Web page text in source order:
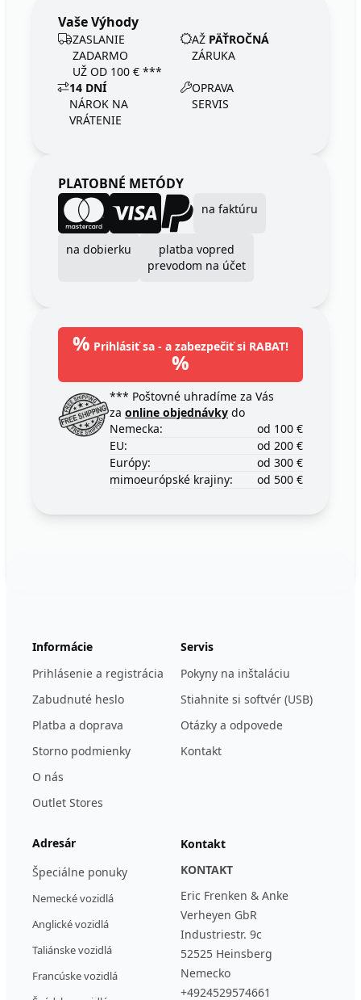
Vaše Výhody
ZASLANIE
ZADARMO
UŽ OD 100 € ***
AŽ PÄŤROČNÁ
ZÁRUKA
14 DNÍ
NÁROK NA
VRÁTENIE
OPRAVA
SERVIS
PLATOBNÉ METÓDY
na faktúru
na dobierku
platba vopred
prevodom na účet
% Prihlásiť sa - a zabezpečiť si RABAT!
%
*** Poštovné uhradíme za Vás
za online objednávky do
Nemecka:
od 100 €
EU:
od 200 €
Európy:
od 300 €
mimoeurópské krajiny:
od 500 €
Informácie
Prihlásenie a registrácia
Zabudnuté heslo
Platba a doprava
Storno podmienky
O nás
Outlet Stores
Servis
Pokyny na inštaláciu
Stiahnite si softvér (USB)
Otázky a odpovede
Kontakt
Adresár
Špeciálne ponuky
Nemecké vozidlá
Anglické vozidlá
Taliánske vozidlá
Francúske vozidlá
Kontakt
KONTAKT
Eric Frenken & Anke
Verheyen GbR
Industriestr. 9c
52525 Heinsberg
Nemecko
+4924529574661